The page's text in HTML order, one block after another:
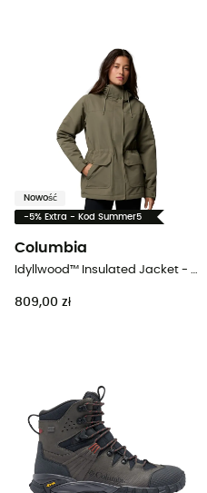
Nowość
-5% Extra - Kod Summer5
Columbia
Idyllwood™ Insulated Jacket - Płaszcz damski
809,00 zł